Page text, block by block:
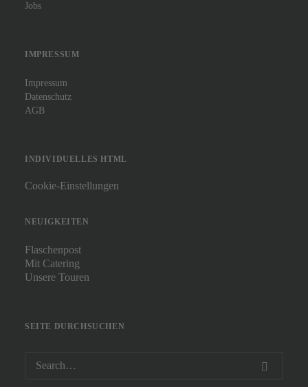
Jobs
IMPRESSUM
Impressum
Datenschutz
AGB
INDIVIDUELLES HTML
Cookie-Einstellungen
NEUIGKEITEN
Flaschenpost
Mit Catering
Unsere Touren
SEITE DURCHSUCHEN